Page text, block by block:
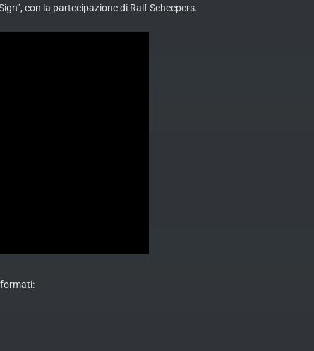
con la partecipazione di Ralf Scheepers.